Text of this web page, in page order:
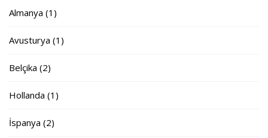
Almanya (1)
Avusturya (1)
Belçika (2)
Hollanda (1)
İspanya (2)